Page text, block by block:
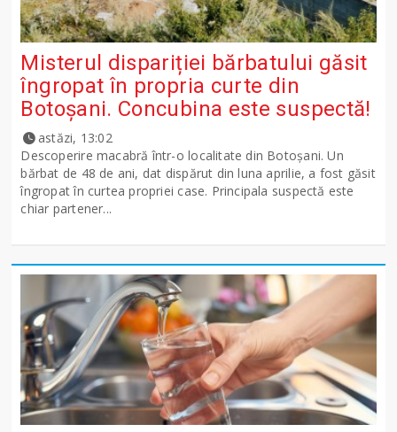
Misterul dispariției bărbatului găsit
îngropat în propria curte din
Botoșani. Concubina este suspectă!
astăzi, 13:02
Descoperire macabră într-o localitate din Botoșani. Un
bărbat de 48 de ani, dat dispărut din luna aprilie, a fost găsit
îngropat în curtea propriei case. Principala suspectă este
chiar partener...